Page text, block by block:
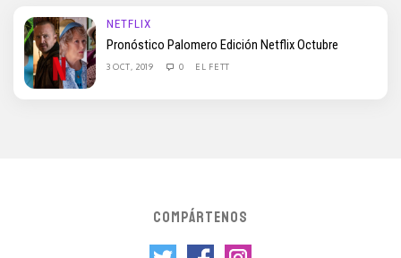
NETFLIX
Pronóstico Palomero Edición Netflix Octubre
3 OCT, 2019 0 EL FETT
COMPÁRTENOS